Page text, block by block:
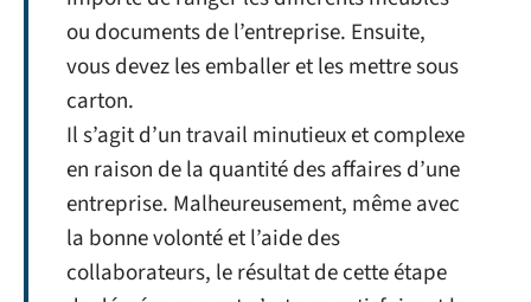
ou documents de l’entreprise. Ensuite,
vous devez les emballer et les mettre sous
carton.
Il s’agit d’un travail minutieux et complexe
en raison de la quantité des affaires d’une
entreprise. Malheureusement, même avec
la bonne volonté et l’aide des
collaborateurs, le résultat de cette étape